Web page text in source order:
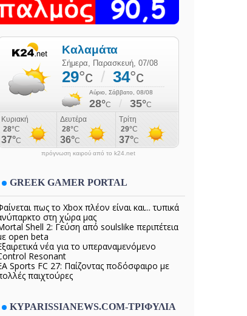
πρόγνωση καιρού από το k24.net
GREEK GAMER PORTAL
πως το Xbox πλέον είναι και... τυπικά
στη χώρα μας
Shell 2: Γεύση από soulslike περιπέτεια
open beta
νέα για το υπεραναμενόμενο
Resonant
Sports FC 27: Παίζοντας ποδόσφαιρο με
παιχτούρες
KYPARISSIANEWS.COM-ΤΡΙΦΥΛΙΑ